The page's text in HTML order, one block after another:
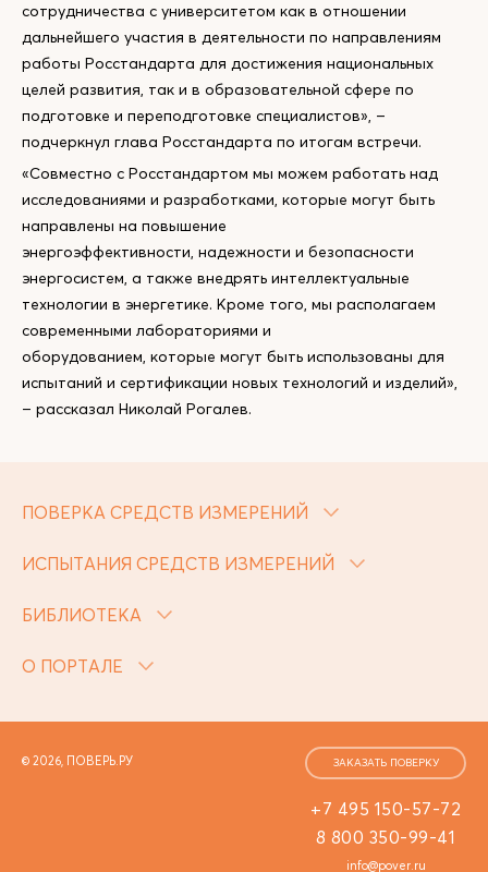
сотрудничества с университетом как в отношении
дальнейшего участия в деятельности по направлениям
работы Росстандарта для достижения национальных
целей развития, так и в образовательной сфере по
подготовке и переподготовке специалистов», –
подчеркнул глава Росстандарта по итогам встречи.
«Совместно с Росстандартом мы можем работать над
исследованиями и разработками, которые могут быть
направлены на повышение
энергоэффективности, надежности и безопасности
энергосистем, а также внедрять интеллектуальные
технологии в энергетике. Кроме того, мы располагаем
современными лабораториями и
оборудованием, которые могут быть использованы для
испытаний и сертификации новых технологий и изделий»,
– рассказал Николай Рогалев.
ПОВЕРКА СРЕДСТВ ИЗМЕРЕНИЙ
ИСПЫТАНИЯ СРЕДСТВ ИЗМЕРЕНИЙ
БИБЛИОТЕКА
О ПОРТАЛЕ
© 2026, ПОВЕРЬ.РУ
+7 495 150-57-72
8 800 350-99-41
info@pover.ru
ЗАКАЗАТЬ ПОВЕРКУ